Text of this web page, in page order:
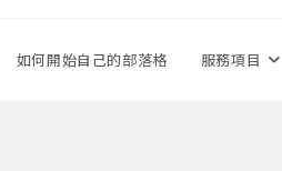
如何開始自己的部落格 服務項目